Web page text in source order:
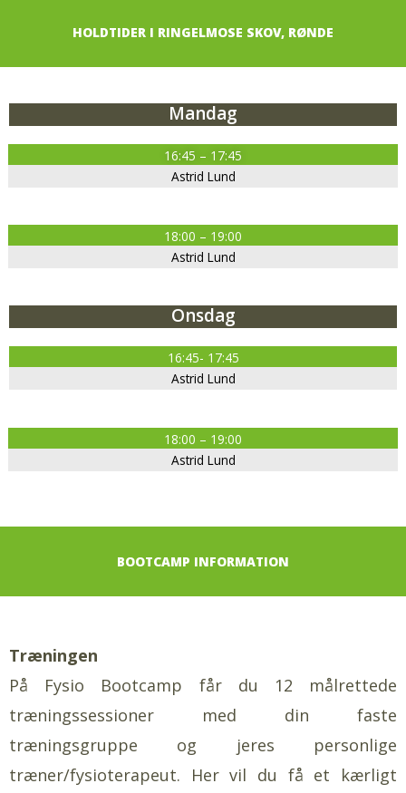
HOLDTIDER I RINGELMOSE SKOV, RØNDE
Mandag
16:45 – 17:45
Astrid Lund
18:00 – 19:00
Astrid Lund
Onsdag
16:45- 17:45
Astrid Lund
18:00 – 19:00
Astrid Lund
BOOTCAMP INFORMATION
Træningen
På Fysio Bootcamp får du 12 målrettede
træningssessioner med din faste
træningsgruppe og jeres personlige
træner/fysioterapeut. Her vil du få et kærligt